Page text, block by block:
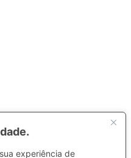
experiência de